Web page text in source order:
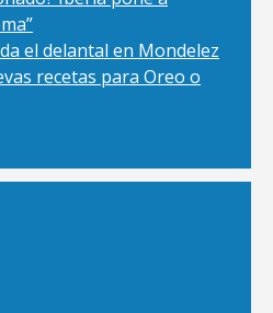
el delantal en Mondelez
recetas para Oreo o